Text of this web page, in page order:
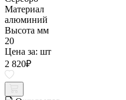
Материал
алюминий
Высота мм
20
Цена за: шт
2 820₽